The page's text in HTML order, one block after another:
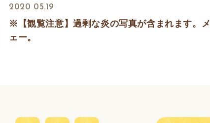
2020 05.19
※【観覧注意】過剰な炎の写真が含まれます。メ
ェー。